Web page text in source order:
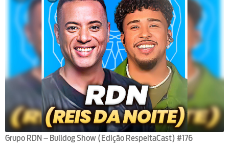
Grupo RDN – Bulldog Show (Edição RespeitaCast) #176